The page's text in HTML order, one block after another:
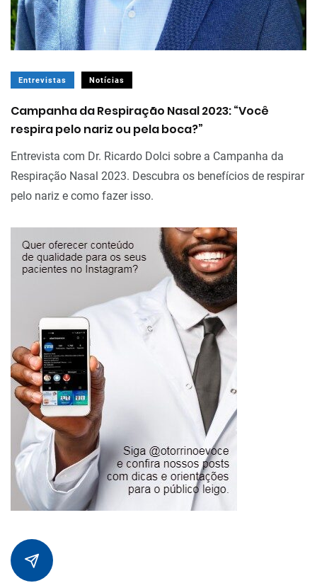
Entrevistas Notícias
Campanha da Respiração Nasal 2023: “Você
respira pelo nariz ou pela boca?”
Entrevista com Dr. Ricardo Dolci sobre a Campanha da
Respiração Nasal 2023. Descubra os benefícios de respirar
pelo nariz e como fazer isso.